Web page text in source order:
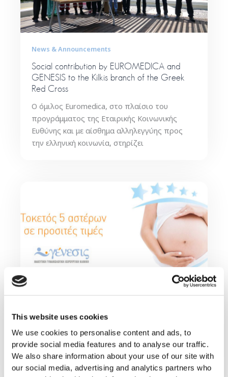
This website uses cookies
We use cookies to personalise content and ads, to
provide social media features and to analyse our traffic.
We also share information about your use of our site with
our social media, advertising and analytics partners who
News & Announcements
Social contribution by EUROMEDICA and
GENESIS to the Kilkis branch of the Greek
Red Cross
Ο όμιλος Euromedica, στο πλαίσιο του
προγράμματος της Εταιρικής Κοινωνικής
Ευθύνης και με αίσθημα αλληλεγγύης προς
την ελληνική κοινωνία, στηρίζει
2021!
Για τοκετούς που θα πραγματοποιηθούν έως
και 30 Ιουνίου 2021, η #ΓΕΝΕΣΙΣ, η μεγαλύτερη
μαιευτική Κλινική στη Β. Ελλάδα, σας
προσφέρει